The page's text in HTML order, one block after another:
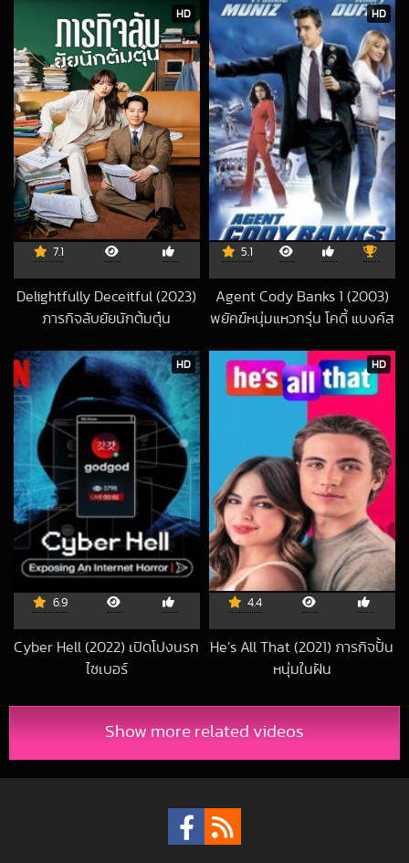
HD
7.1
Delightfully Deceitful (2023)
ภารกิจลับยัยนักต้มตุ๋น
HD
5.1
Agent Cody Banks 1 (2003)
พยัคฆ์หนุ่มแหวกรุ่น โคดี้ แบงค์ส
HD
6.9
Cyber Hell (2022) เปิดโปงนรก
ไซเบอร์
HD
4.4
He’s All That (2021) ภารกิจปั้น
หนุ่มในฝัน
Show more related videos